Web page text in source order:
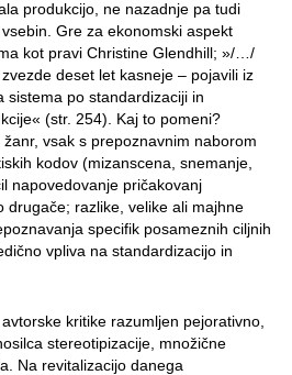
produkcijo, ne nazadnje pa tudi
Gre za ekonomski aspekt
kot pravi Christine Glendhill; »/…/
deset let kasneje – pojavili iz
sistema po standardizaciji in
(str. 254). Kaj to pomeni?
vsak s prepoznavnim naborom
kodov (mizanscena, snemanje,
napovedovanje pričakovanj
drugače; razlike, velike ali majhne
specifik posameznih ciljnih
vpliva na standardizacijo in
kritike razumljen pejorativno,
stereotipizacije, množične
Na revitalizacijo danega